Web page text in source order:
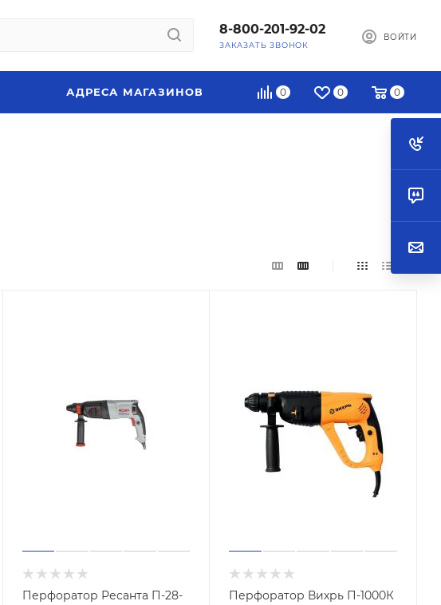
8-800-201-92-02
ЗАКАЗАТЬ ЗВОНОК
ВОЙТИ
0 0 0
АДРЕСА МАГАЗИНОВ
Перфоратор Ресанта П-28-
Перфоратор Вихрь П-1000К